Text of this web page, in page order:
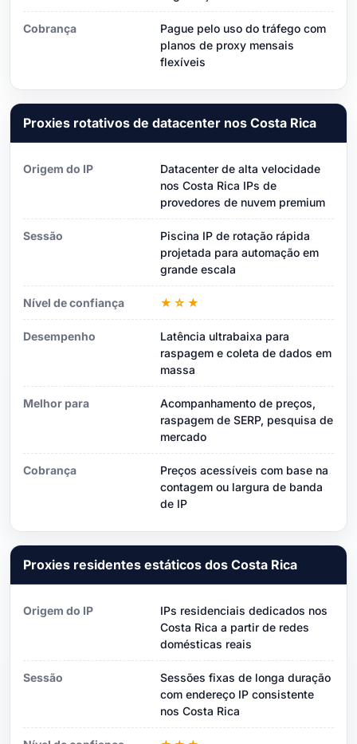
Cobrança
Pague pelo uso do tráfego com
planos de proxy mensais
flexíveis
Proxies rotativos de datacenter nos Costa Rica
Origem do IP
Datacenter de alta velocidade
nos Costa Rica IPs de
provedores de nuvem premium
Sessão
Piscina IP de rotação rápida
projetada para automação em
grande escala
Nível de confiança ★☆★
Desempenho
Latência ultrabaixa para
raspagem e coleta de dados em
massa
Melhor para
Acompanhamento de preços,
raspagem de SERP, pesquisa de
mercado
Cobrança
Preços acessíveis com base na
contagem ou largura de banda
de IP
Proxies residentes estáticos dos Costa Rica
Origem do IP
IPs residenciais dedicados nos
Costa Rica a partir de redes
domésticas reais
Sessão
Sessões fixas de longa duração
com endereço IP consistente
nos Costa Rica